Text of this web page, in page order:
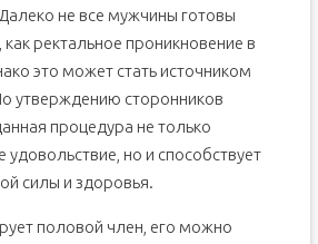
не все мужчины готовы
как ректальное проникновение в
это может стать источником
утверждению сторонников
процедура не только
но и способствует
силы и здоровья.
половой член, его можно